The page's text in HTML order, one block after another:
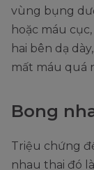
vùng bụng
hoặc máu
hai bên dạ
mất máu quá
Bong
Triệu chứng
nhau thai đó